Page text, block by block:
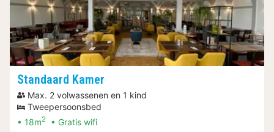
Standaard Kamer
Max. 2 volwassenen en 1 kind
Tweepersoonsbed
18m2 Gratis wifi